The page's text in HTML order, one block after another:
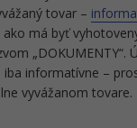
tovar –
má byť
„DOKUMENTY“.
informatívne –
vyvážanom tovare.